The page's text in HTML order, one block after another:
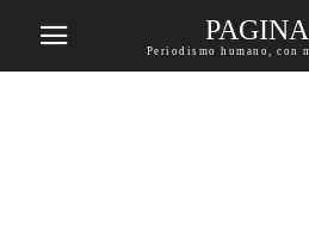
Periodismo humano, con